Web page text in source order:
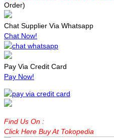
Order)
Chat Supplier Via Whatsapp
Chat Now!
Pay Via Credit Card
Pay Now!
Find Us On :
Click Here Buy At Tokopedia